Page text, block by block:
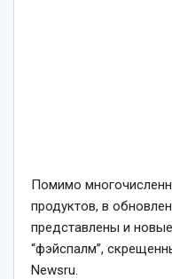
Помимо
продуктов, в
представлены и
“фэйспалм”,
Newsru.